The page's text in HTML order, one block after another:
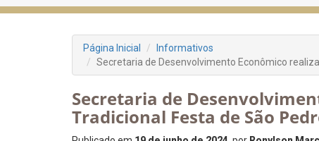
Página Inicial
Informativos
Secretaria de Desenvolvimento Econômico
Secretaria de
Tradicional Festa de São